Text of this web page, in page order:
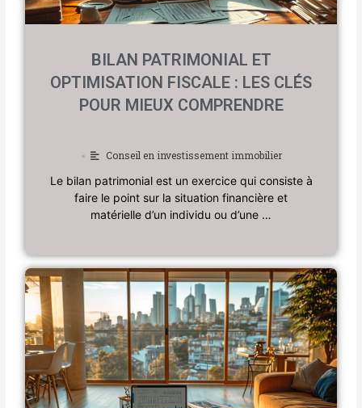
BILAN PATRIMONIAL ET
OPTIMISATION FISCALE : LES CLÉS
POUR MIEUX COMPRENDRE
• Conseil en investissement immobilier
Le bilan patrimonial est un exercice qui consiste à
faire le point sur la situation financière et
matérielle d’un individu ou d’une …